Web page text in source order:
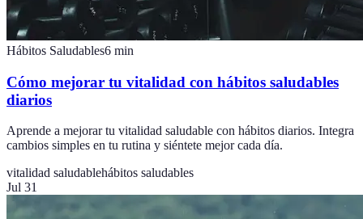
Hábitos Saludables6 min
Cómo mejorar tu vitalidad con hábitos saludables
diarios
Aprende a mejorar tu vitalidad saludable con hábitos diarios. Integra
cambios simples en tu rutina y siéntete mejor cada día.
vitalidad saludablehábitos saludables
Jul 31